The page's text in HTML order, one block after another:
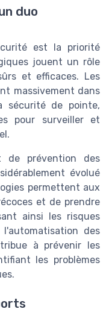
duo
est la priorité
jouent un rôle
et efficaces. Les
massivement dans
sécurité de pointe,
pour surveiller et
de prévention des
évolué
permettent aux
et de prendre
ainsi les risques
des
à prévenir les
les problèmes